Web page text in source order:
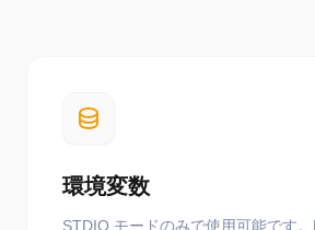
環境変数
STDIO モードのみで使用可能です